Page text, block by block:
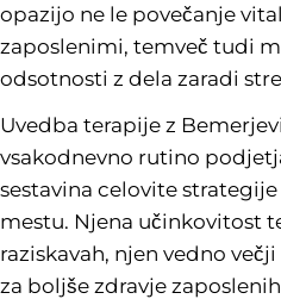
opazijo ne le povečanje
zaposlenimi, temveč tudi
odsotnosti z dela zaradi
Uvedba terapije z
vsakodnevno rutino
sestavina celovite
mestu. Njena učinkovitost
raziskavah, njen vedno
za boljše zdravje